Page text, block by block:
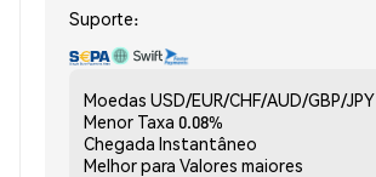
Suporte:
Moedas USD/EUR/CHF/AUD/GBP/JPY
Menor Taxa 0.08%
Chegada Instantâneo
Melhor para Valores maiores